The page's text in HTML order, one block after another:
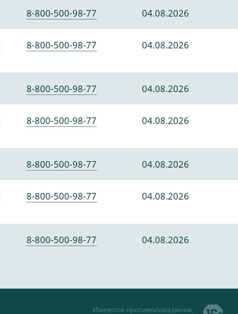
8-800-500-98-77 04.08.2026
8-800-500-98-77 04.08.2026
8-800-500-98-77 04.08.2026
8-800-500-98-77 04.08.2026
8-800-500-98-77 04.08.2026
8-800-500-98-77 04.08.2026
8-800-500-98-77 04.08.2026
Имеются противопоказания,